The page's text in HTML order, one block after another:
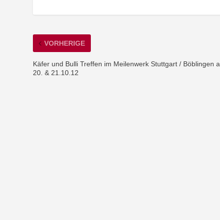
VORHERIGE
Käfer und Bulli Treffen im Meilenwerk Stuttgart / Böblingen
20. & 21.10.12